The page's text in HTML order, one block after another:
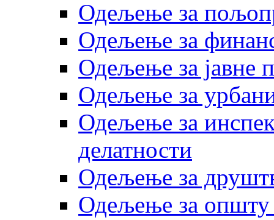
Одељење за
Одељење за
Одељење за јавне
Одељење за
Одељење за
делатности
Одељење за
Одељење за општу